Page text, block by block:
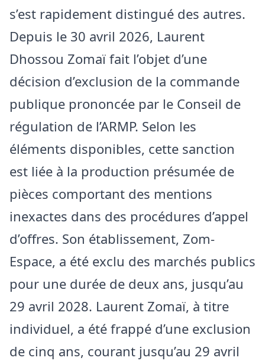
s’est rapidement distingué des autres.
Depuis le 30 avril 2026, Laurent
Dhossou Zomaï fait l’objet d’une
décision d’exclusion de la commande
publique prononcée par le Conseil de
régulation de l’ARMP. Selon les
éléments disponibles, cette sanction
est liée à la production présumée de
pièces comportant des mentions
inexactes dans des procédures d’appel
d’offres. Son établissement, Zom-
Espace, a été exclu des marchés publics
pour une durée de deux ans, jusqu’au
29 avril 2028. Laurent Zomaï, à titre
individuel, a été frappé d’une exclusion
de cinq ans, courant jusqu’au 29 avril